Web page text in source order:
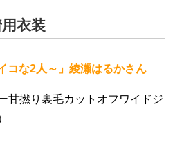
衣装
コな2人～」綾瀬はるかさん
撚り裏毛カットオフワイドジ